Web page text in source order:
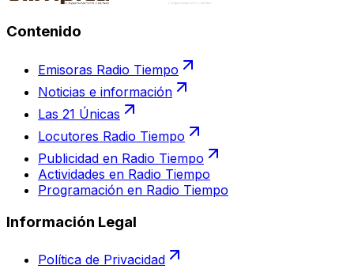
Contenido
Emisoras Radio Tiempo
Noticias e información
Las 21 Únicas
Locutores Radio Tiempo
Publicidad en Radio Tiempo
Actividades en Radio Tiempo
Programación en Radio Tiempo
Información Legal
Política de Privacidad